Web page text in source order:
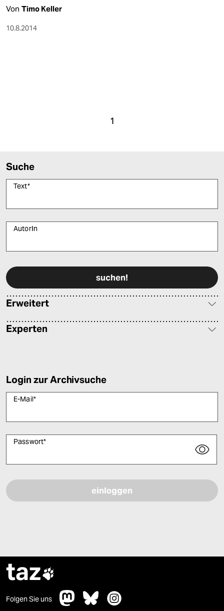
Von Timo Keller
10.8.2014
1
Suche
Text*
AutorIn
Erweitert
Experten
Login zur Archivsuche
E-Mail*
Passwort*
taz
Folgen Sie uns